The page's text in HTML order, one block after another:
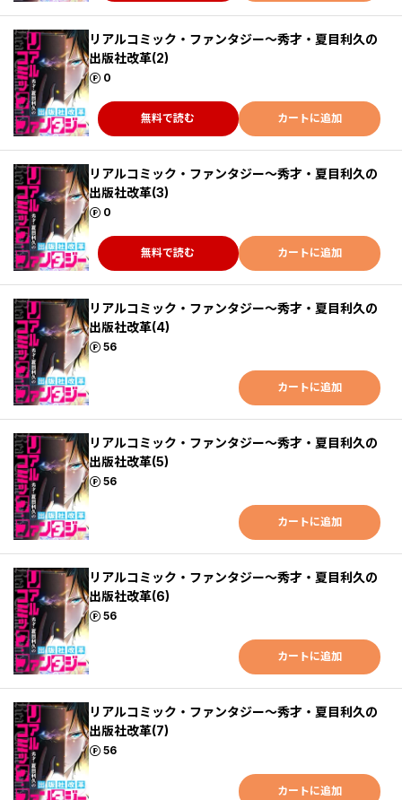
リアルコミック・ファンタジー～秀才・夏目利久の
出版社改革(2)
0
ポイント
無料で読む カートに追加
リアルコミック・ファンタジー～秀才・夏目利久の
出版社改革(3)
0
ポイント
無料で読む カートに追加
リアルコミック・ファンタジー～秀才・夏目利久の
出版社改革(4)
56
ポイント
カートに追加
リアルコミック・ファンタジー～秀才・夏目利久の
出版社改革(5)
56
ポイント
カートに追加
リアルコミック・ファンタジー～秀才・夏目利久の
出版社改革(6)
56
ポイント
カートに追加
リアルコミック・ファンタジー～秀才・夏目利久の
出版社改革(7)
56
ポイント
カートに追加